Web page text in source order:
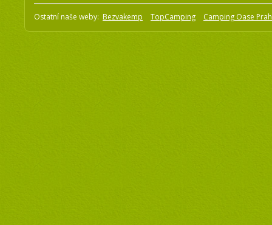
Ostatní naše weby: Bezvakemp TopCamping Camping Oase